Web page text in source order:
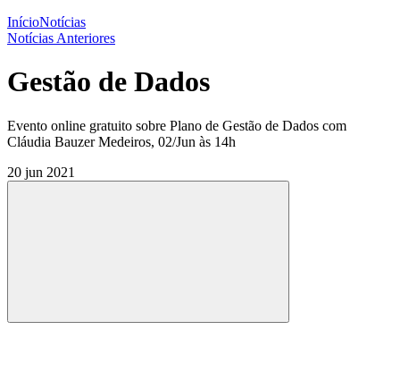
InícioNotícias
Notícias Anteriores
Gestão de Dados
Evento online gratuito sobre Plano de Gestão de Dados com
Cláudia Bauzer Medeiros, 02/Jun às 14h
20 jun 2021
Compartilhar